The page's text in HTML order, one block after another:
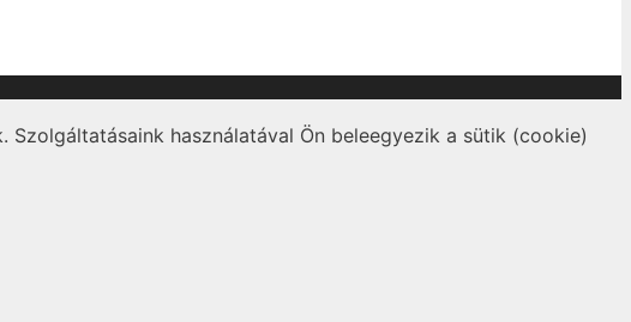
használatával Ön beleegyezik a sütik (cookie)